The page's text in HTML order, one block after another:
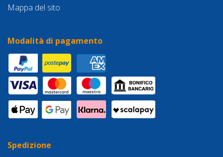
Mappa del sito
Modalità di pagamento
Spedizione